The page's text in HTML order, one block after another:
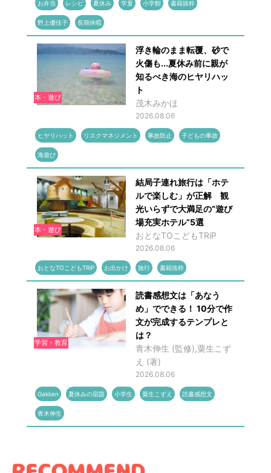
お弁当 レシピ 夏休み 学童 小学館 書籍抜粋
野上優佳子 長期休暇
本・遊び
浮き輪のまま転覆、砂で
火傷も...夏休み前に親が
知るべき海のヒヤリハッ
ト
茂木みかほ
2026.08.06
ヒヤリハット リスクマネジメント 事故防止 子どもの事故
海遊び
本・遊び
結局子連れ旅行は「ホテ
ルで楽しむ」が正解 観
光いらずで大満足の“遊び
場充実ホテル”5選
おとなTOこどもTRiP
2026.08.06
おとなTOこどもTRiP お出かけ 旅行 書籍抜粋
学習・教育
読書感想文は「あなう
め」でできる！ 10分で作
文が完成するテンプレと
は？
青木伸生 (監修),粟生こず
え (著)
2026.08.06
Gakken 夏休みの宿題 小学生 粟生こずえ 読書感想文
青木伸生